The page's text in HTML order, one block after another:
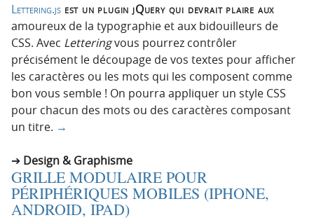
Lettering.js est un plugin jQuery qui devrait plaire aux
amoureux de la typographie et aux bidouilleurs de
CSS. Avec Letteringvous pourrez contrôler
précisément le découpage de vos textes pour afficher
les caractères ou les mots qui les composent comme
bon vous semble ! On pourra appliquer un style CSS
pour chacun des mots ou des caractères composant
un titre. →
Design & Graphisme
GRILLE MODULAIRE POUR
PÉRIPHÉRIQUES MOBILES (IPHONE,
ANDROID, IPAD)